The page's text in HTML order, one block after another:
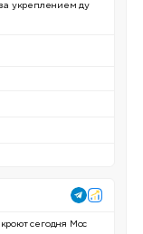
укреплением ду
сегодня Мос